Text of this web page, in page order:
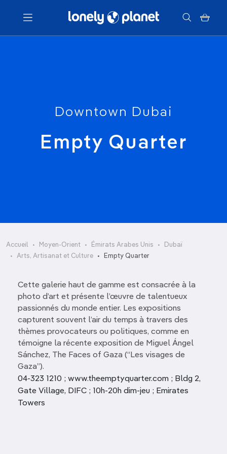
Menu
Downtown Dubai
Empty Quarter
Accueil Moyen-Orient Émirats Arabes Unis
Dubaï
Arts, Artisanat et Culture
Empty Quarter
Cette galerie haut de gamme est consacrée à la
photo d’art et présente l’œuvre de talentueux
passionnés du monde entier. Les expositions
capturent souvent l’air du temps à travers des
thèmes provocateurs ou politiques, comme en
témoigne la récente exposition de Miguel Ángel
Sánchez, The Faces of Gaza (“Les visages de
Gaza”).
04-323 1210 ; www.theemptyquarter.com ; Bldg 2,
Gate Village, DIFC ; 10h-20h dim-jeu ; Emirates
Towers